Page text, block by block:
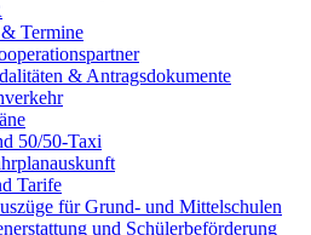
Termine
& Antragsdokumente
50/50-Taxi
Tarife
für Grund- und Mittelschulen
und Schülerbeförderung